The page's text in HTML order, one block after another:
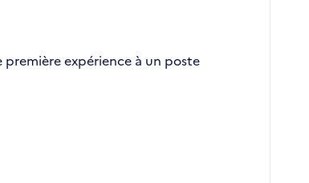
expérience à un poste